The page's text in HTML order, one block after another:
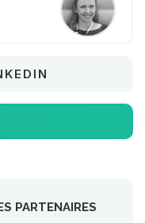
PARTENAIRES